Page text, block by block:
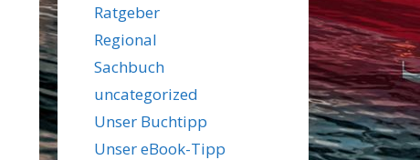
Ratgeber
Regional
Sachbuch
uncategorized
Unser Buchtipp
Unser eBook-Tipp